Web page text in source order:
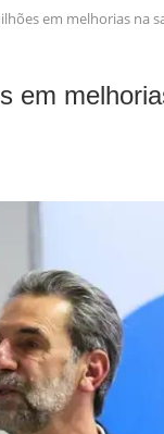
em melhorias na
em